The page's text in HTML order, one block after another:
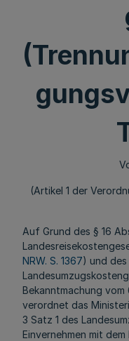
(Artikel 1 der
Auf Grund des § 16
NRW. S. 1367) und des
Bekanntmachung vom
verordnet das
3 Satz 1 des
Einvernehmen mit